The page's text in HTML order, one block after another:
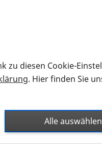
in
wie Sie nach
Infomaterial auf
Sie sämtliches
zu diesen Cookie-
. Hier finden Sie
Alle auswählen